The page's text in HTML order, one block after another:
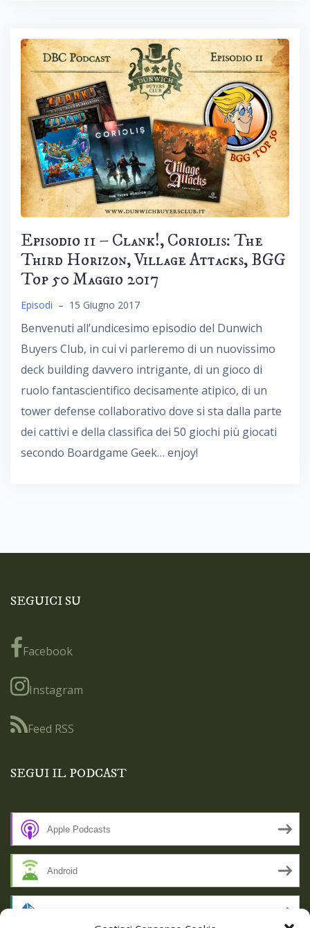
Episodio 11 – Clank!, Coriolis: The
Third Horizon, Village Attacks, BGG
Top 50 Maggio 2017
Episodi – 15 Giugno 2017
Benvenuti all’undicesimo episodio del Dunwich
Buyers Club, in cui vi parleremo di un nuovissimo
deck building davvero intrigante, di un gioco di
ruolo fantascientifico decisamente atipico, di un
tower defense collaborativo dove si sta dalla parte
dei cattivi e della classifica dei 50 giochi più giocati
secondo Boardgame Geek… enjoy!
SEGUICI SU
Facebook
Instagram
Feed RSS
SEGUI IL PODCAST
Apple Podcasts
Android